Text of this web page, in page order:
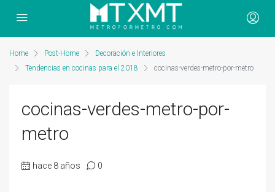
Home Post-Home
Decoración e Interiores
Tendencias en cocinas para el 2018
cocinas-verdes-metro-por-metro
cocinas-verdes-metro-por-
metro
hace 8 años 0